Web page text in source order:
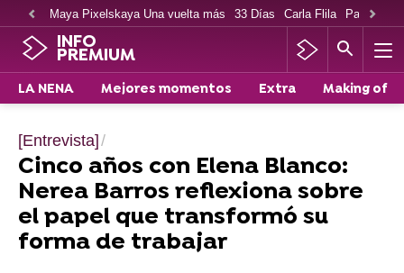
Maya Pixelskaya Una vuelta más 33 Días Carla Flila Paco
INFO
PREMIUM
LA NENA Mejores momentos Extra Making of
[Entrevista]
Cinco años con Elena Blanco:
Nerea Barros reflexiona sobre
el papel que transformó su
forma de trabajar